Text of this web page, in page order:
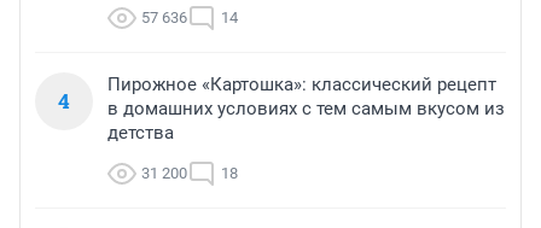
57 636 14
4
Пирожное «Картошка»: классический рецепт
в домашних условиях с тем самым вкусом из
детства
31 200 18